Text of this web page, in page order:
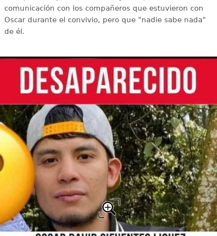
comunicación con los compañeros que estuvieron con
Oscar durante el convivio, pero que "nadie sabe nada"
de él.